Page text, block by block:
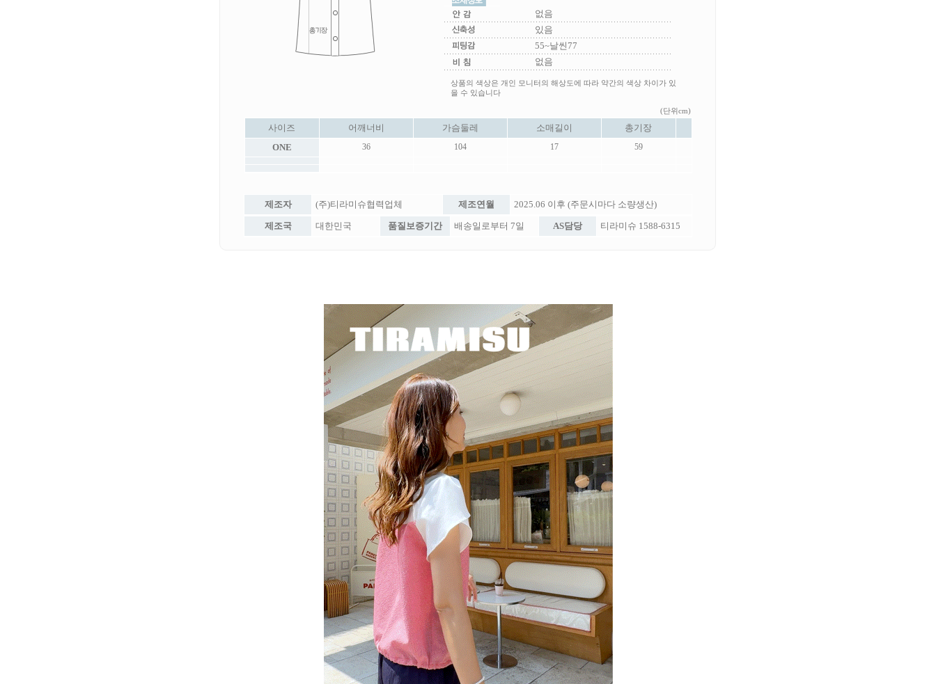
없음
있음
55~날씬77
없음
상품의 색상은 개인 모니터의 해상도에 따라 약간의 색상 차이가 있
을 수 있습니다
(단위cm)
사이즈 어깨너비 가슴둘레 소매길이
총기장
ONE
36 104 17 59
제조자 (주)티라미슈협력업체 제조연월 2025.06 이후 (주문시마다 소량생산)
제조국 대한민국 품질보증기간 배송일로부터 7일 AS담당 티라미슈 1588-6315